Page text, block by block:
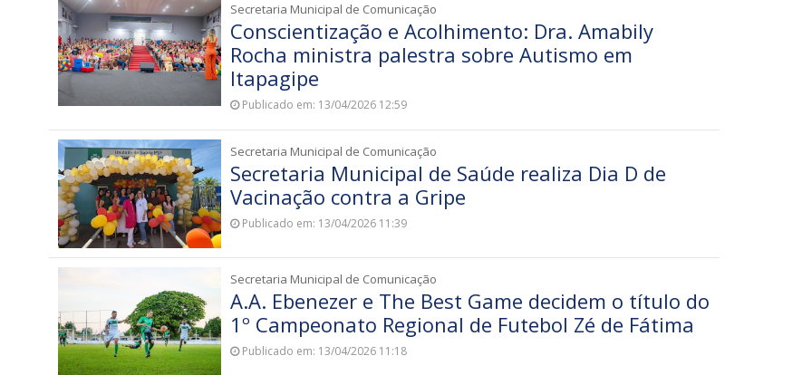
Secretaria Municipal de Comunicação
Conscientização e Acolhimento: Dra. Amabily
Rocha ministra palestra sobre Autismo em
Itapagipe
Publicado em: 13/04/2026 12:59
Secretaria Municipal de Comunicação
Secretaria Municipal de Saúde realiza Dia D de
Vacinação contra a Gripe
Publicado em: 13/04/2026 11:39
Secretaria Municipal de Comunicação
A.A. Ebenezer e The Best Game decidem o título do
1º Campeonato Regional de Futebol Zé de Fátima
Publicado em: 13/04/2026 11:18